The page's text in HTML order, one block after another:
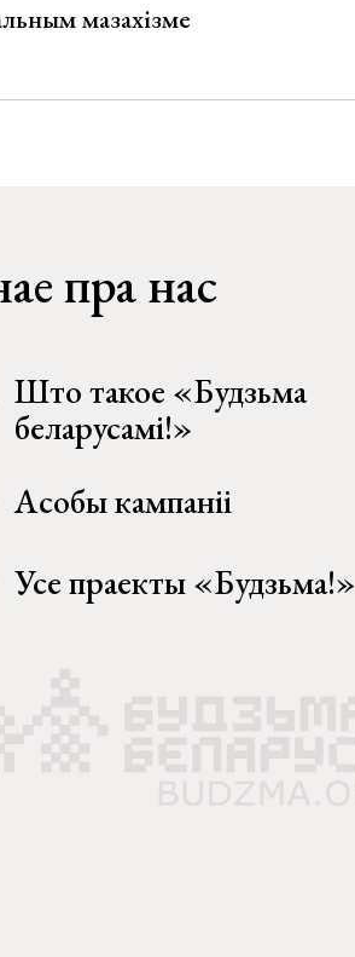
мазахізме
пра нас
Што такое «Будзьма
беларусамі!»
Асобы кампаніі
Усе праекты «Будзьма!»